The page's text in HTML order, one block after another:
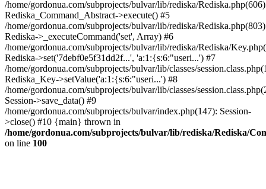
/home/gordonua.com/subprojects/bulvar/lib/rediska/
Rediska_Command_Abstract->execute() #5
/home/gordonua.com/subprojects/bulvar/lib/rediska/
Rediska->_executeCommand('set', Array) #6
/home/gordonua.com/subprojects/bulvar/lib/rediska/Rediska/
Rediska->set('7debf0e5f31dd2f...', 'a:1:{s:6:"useri...') #7
/home/gordonua.com/subprojects/bulvar/lib/classes/
Rediska_Key->setValue('a:1:{s:6:"useri...') #8
/home/gordonua.com/subprojects/bulvar/lib/classes/
Session->save_data() #9
/home/gordonua.com/subprojects/bulvar/index.php(147): Session-
>close() #10 {main} thrown in
/home/gordonua.com/subprojects/bulvar/lib/rediska/Rediska/
on line 100